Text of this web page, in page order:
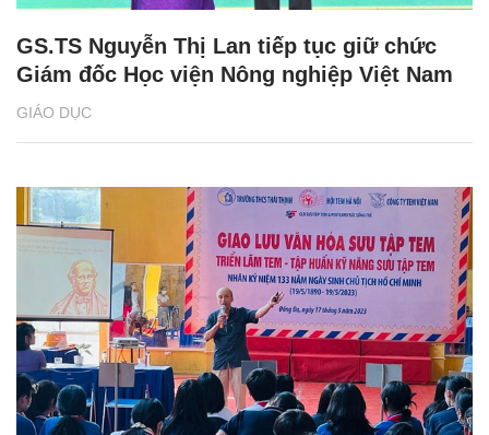
GIÁO DỤC
GS.TS Nguyễn Thị Lan tiếp tục giữ chức
Giám đốc Học viện Nông nghiệp Việt Nam